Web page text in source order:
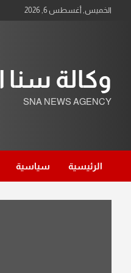
الخميس, أغسطس 6, 2026
وكالة سنا
SNA NEWS AGENCY
الرئيسية سياسية